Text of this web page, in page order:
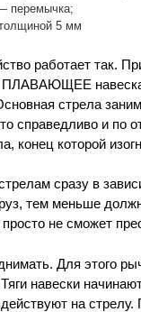
перемычка;
5 мм
работает так.
ПЛАВАЮЩЕЕ
стрела
справедливо и по
конец которой
сразу в
тем меньше
не сможет
Для этого
навески
на